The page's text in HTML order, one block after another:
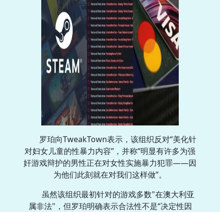
罗珀向TweakTown表示，该组织反对“美化针
对妇女儿童的性暴力内容”，并称“明显有许多为强
奸游戏辩护的男性正在对女性实施暴力犯罪——因
为他们此刻就在对我们这样做”。
虽然该组织最初针对的游戏多数"在澳大利亚
属非法"，但罗珀明确表示合法性不是“决定性因